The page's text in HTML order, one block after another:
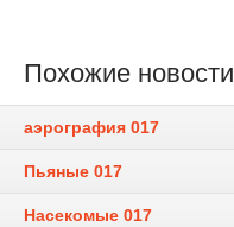
Похожие новости
аэрография 017
Пьяные 017
Насекомые 017